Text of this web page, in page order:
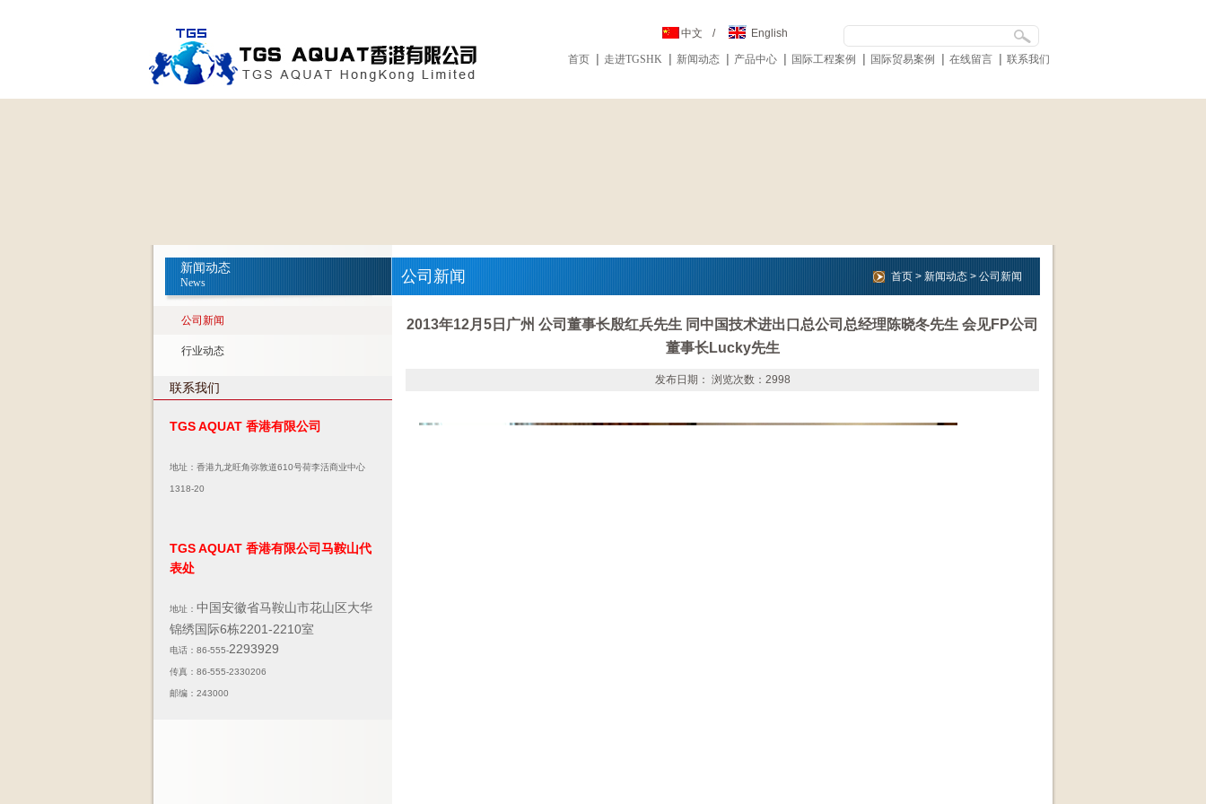
中文 / English
首页 走进TGSHK 新闻动态 产品中心 国际工程案例 国际贸易案例 在线留言 联系我们
新闻动态
News
公司新闻
行业动态
联系我们
TGS AQUAT 香港有限公司
地址：香港九龙旺角弥敦道610号荷李活商业中心
1318-20
TGS AQUAT 香港有限公司马鞍山代
表处
地址： 中国安徽省马鞍山市花山区大华
锦绣国际6栋2201-2210室
电话：86-555-2293929
传真：86-555-2330206
邮编：243000
公司新闻 首页 > 新闻动态 > 公司新闻
2013年12月5日广州 公司董事长殷红兵先生 同中国技术进出口总公司总经理陈晓冬先生 会见FP公司
董事长Lucky先生
发布日期： 浏览次数：2998